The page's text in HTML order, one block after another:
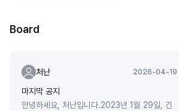
Board
처난 2026-04-19
마지막 공지
안녕하세요, 처난입니다.2023년 1월 29일, 긴